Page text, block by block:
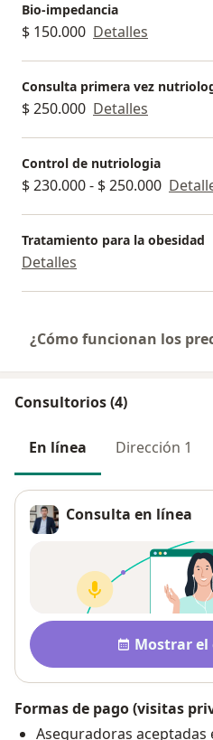
Bio-impedancia
$ 150.000 Detalles
Consulta primera vez
$ 250.000 Detalles
Control de nutriologia
$ 230.000 - $ 250.000
Tratamiento para la obesidad
Detalles
¿Cómo funcionan los
Consultorios (4)
En línea Dirección 1
Consulta en línea
Disponibilidad
Mostrar el
Formas de pago (visitas
Aseguradoras aceptadas